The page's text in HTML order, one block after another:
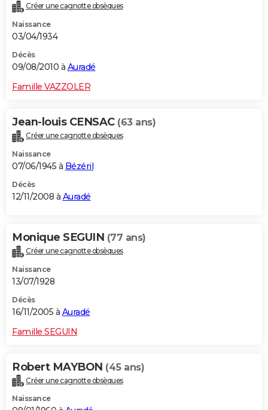
Créer une cagnotte obsèques
Naissance
03/04/1934
Décès
09/08/2010 à Auradé
Famille VAZZOLER
Jean-louis CENSAC (63 ans)
Créer une cagnotte obsèques
Naissance
07/06/1945 à Bézéril
Décès
12/11/2008 à Auradé
Monique SEGUIN (77 ans)
Créer une cagnotte obsèques
Naissance
13/07/1928
Décès
16/11/2005 à Auradé
Famille SEGUIN
Robert MAYBON (45 ans)
Créer une cagnotte obsèques
Naissance